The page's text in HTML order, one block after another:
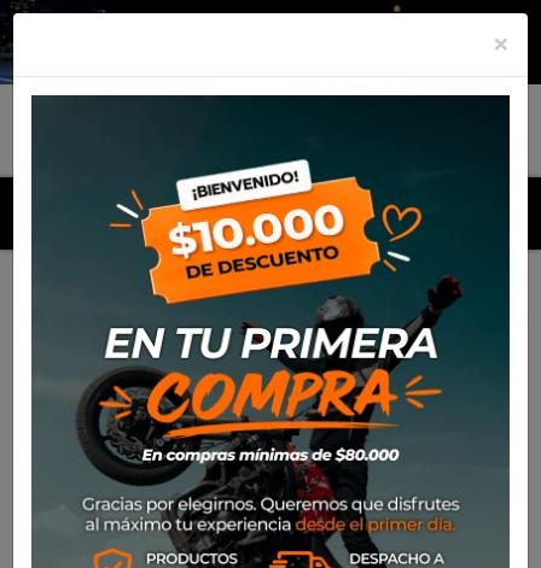
MENU
Productos Polera Alpinestars Real Spiral
×